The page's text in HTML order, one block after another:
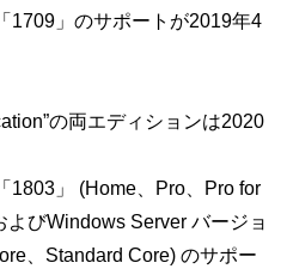
1709」のサポートが2019年4
の両エディションは2020
1803」 (Home、Pro、Pro for
びWindows Server バージョ
、Standard Core) のサポー